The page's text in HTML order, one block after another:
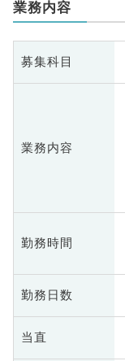
業務内容
募集科目
業務内容
勤務時間
勤務日数
当直